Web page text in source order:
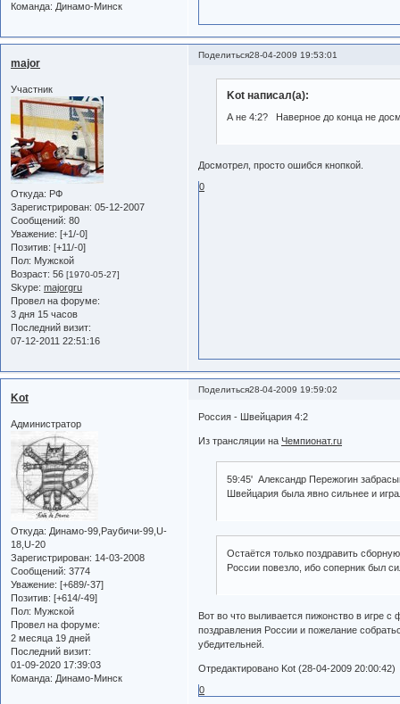
Команда: Динамо-Минск
Поделиться28-04-2009 19:53:01
major
Участник
Откуда: РФ
Зарегистрирован: 05-12-2007
Сообщений: 80
Уважение: [+1/-0]
Позитив: [+11/-0]
Пол: Мужской
Возраст: 56 [1970-05-27]
Skype: majorgru
Провел на форуме:
3 дня 15 часов
Последний визит:
07-12-2011 22:51:16
Kot написал(а):
А не 4:2? Наверное до конца не
Досмотрел, просто ошибся кнопкой.
0
Поделиться28-04-2009 19:59:02
Kot
Администратор
Откуда: Динамо-99,Раубичи-99,U-
18,U-20
Зарегистрирован: 14-03-2008
Сообщений: 3774
Уважение: [+689/-37]
Позитив: [+614/-49]
Пол: Мужской
Провел на форуме:
2 месяца 19 дней
Последний визит:
01-09-2020 17:39:03
Команда: Динамо-Минск
Россия - Швейцария 4:2
Из трансляции наЧемпионат.ru
59:45' Александр Пережогин
Швейцария была явно сильнее и
Остаётся только поздравить
России повезло, ибо соперник был
Вот во что выливается пижонство в игре
поздравления России и пожелание
убедительней.
Отредактировано Kot (28-04-2009 20:00:42)
0